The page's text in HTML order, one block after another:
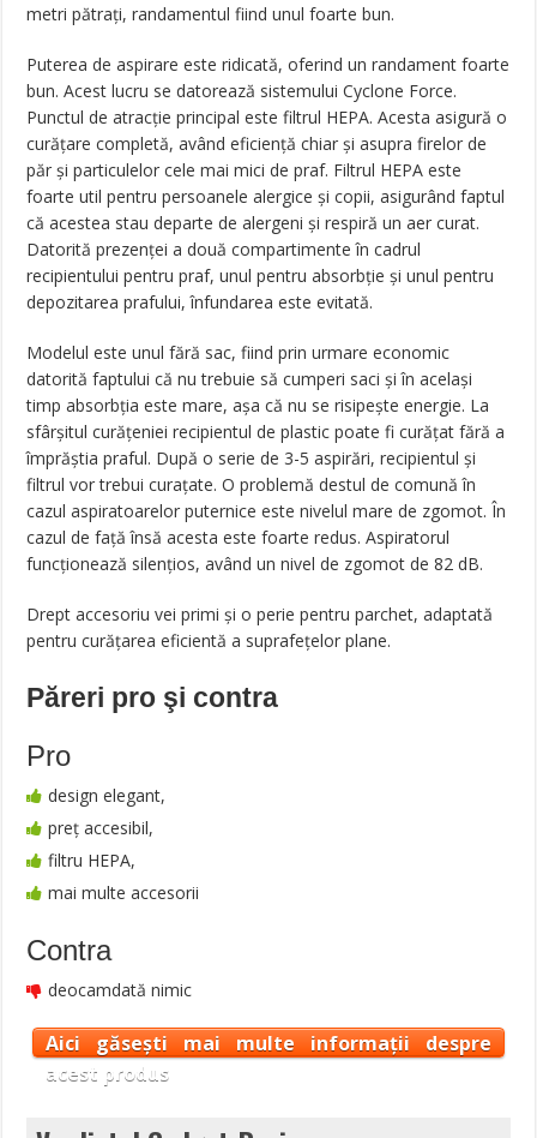
metri pătrați, randamentul fiind unul foarte bun.
Puterea de aspirare este ridicată, oferind un randament foarte
bun. Acest lucru se datorează sistemului Cyclone Force.
Punctul de atracție principal este filtrul HEPA. Acesta asigură o
curățare completă, având eficiență chiar și asupra firelor de
păr și particulelor cele mai mici de praf. Filtrul HEPA este
foarte util pentru persoanele alergice și copii, asigurând faptul
că acestea stau departe de alergeni și respiră un aer curat.
Datorită prezenței a două compartimente în cadrul
recipientului pentru praf, unul pentru absorbție și unul pentru
depozitarea prafului, înfundarea este evitată.
Modelul este unul fără sac, fiind prin urmare economic
datorită faptului că nu trebuie să cumperi saci și în același
timp absorbția este mare, așa că nu se risipește energie. La
sfârșitul curățeniei recipientul de plastic poate fi curățat fără a
împrăștia praful. După o serie de 3-5 aspirări, recipientul și
filtrul vor trebui curaţate. O problemă destul de comună în
cazul aspiratoarelor puternice este nivelul mare de zgomot. În
cazul de față însă acesta este foarte redus. Aspiratorul
funcționează silențios, având un nivel de zgomot de 82 dB.
Drept accesoriu vei primi și o perie pentru parchet, adaptată
pentru curățarea eficientă a suprafețelor plane.
Păreri pro şi contra
Pro
design elegant,
preț accesibil,
filtru HEPA,
mai multe accesorii
Contra
deocamdată nimic
Aici găsești mai multe informații despre
acest produs